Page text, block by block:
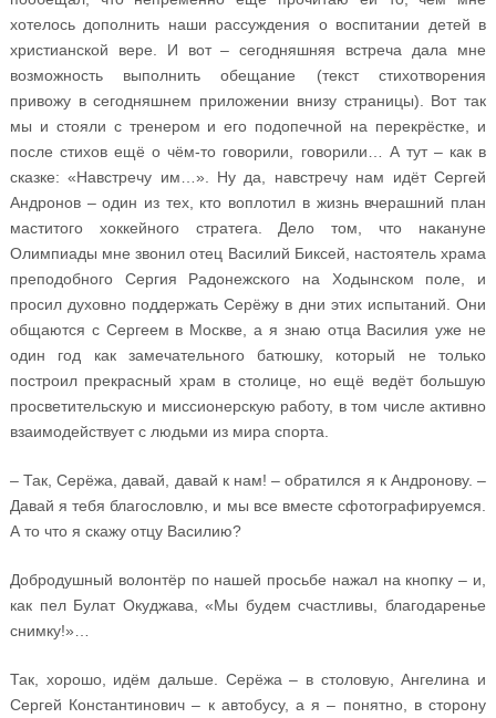
хотелось дополнить наши рассуждения о воспитании детей в
христианской вере. И вот – сегодняшняя встреча дала мне
возможность выполнить обещание (текст стихотворения
привожу в сегодняшнем приложении внизу страницы). Вот так
мы и стояли с тренером и его подопечной на перекрёстке, и
после стихов ещё о чём-то говорили, говорили… А тут – как в
сказке: «Навстречу им…». Ну да, навстречу нам идёт Сергей
Андронов – один из тех, кто воплотил в жизнь вчерашний план
маститого хоккейного стратега. Дело том, что накануне
Олимпиады мне звонил отец Василий Биксей, настоятель храма
преподобного Сергия Радонежского на Ходынском поле, и
просил духовно поддержать Серёжу в дни этих испытаний. Они
общаются с Сергеем в Москве, а я знаю отца Василия уже не
один год как замечательного батюшку, который не только
построил прекрасный храм в столице, но ещё ведёт большую
просветительскую и миссионерскую работу, в том числе активно
взаимодействует с людьми из мира спорта.
– Так, Серёжа, давай, давай к нам! – обратился я к Андронову. –
Давай я тебя благословлю, и мы все вместе сфотографируемся.
А то что я скажу отцу Василию?
Добродушный волонтёр по нашей просьбе нажал на кнопку – и,
как пел Булат Окуджава, «Мы будем счастливы, благодаренье
снимку!»…
Так, хорошо, идём дальше. Серёжа – в столовую, Ангелина и
Сергей Константинович – к автобусу, а я – понятно, в сторону